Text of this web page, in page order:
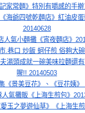
家常麵》特別有嚼感的手
海爺四號乾麵店》紅油皮
20140628
人氣小麵攤《宵夜麵店》
.巷口 炒飯 蚵仔煎 俗夠大
湯頭成就一碗美味拉麵還
喔!! 20140503
《景美豆花》、《豆花姨
氣攤販《上海生煎包》
玉之夢遊仙草》《上海生